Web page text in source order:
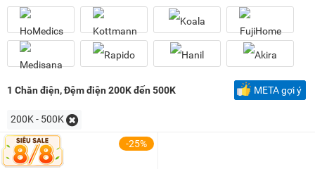
Rapido
Hanil(1) Akira(1)
Bán chạy nhất Giá tăng dần Giá giảm dần
Mới nhất Trả góp META gợi ý
Chọn khoảng giá
200K - 500K
1 Chăn điện, Đệm điện 200K đến 500K META gợi ý
200K - 500K
-25%